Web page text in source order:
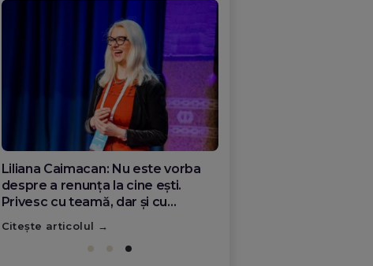
Diana Olar, românca de la Google
care demonstrează că diaspora
poate schimba România
Citește articolul